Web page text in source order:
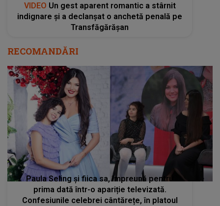
VIDEO Un gest aparent romantic a stârnit
indignare și a declanșat o anchetă penală pe
Transfăgărășan
RECOMANDĂRI
Paula Seling și fiica sa, împreună pentru
prima dată într-o apariție televizată.
Confesiunile celebrei cântărețe, în platoul